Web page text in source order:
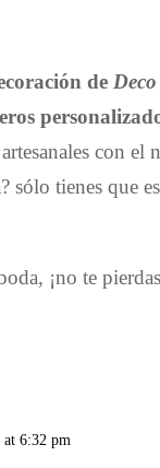
de
con
sólo tienes que
¡no te
at 6:32 pm